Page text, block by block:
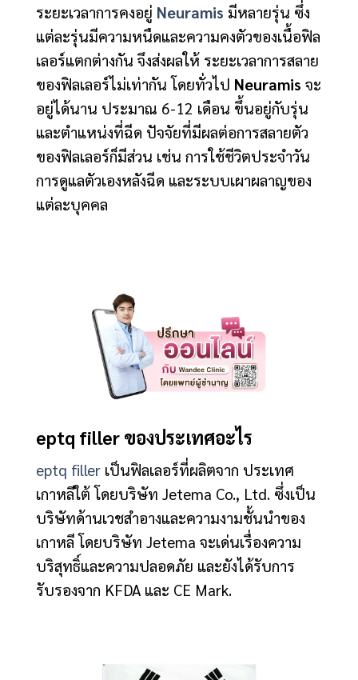
ระยะเวลาการคงอยู่ Neuramis มีหลายรุ่น ซึ่ง
แต่ละรุ่นมีความหนืดและความคงตัวของเนื้อฟิล
เลอร์แตกต่างกัน จึงส่งผลให้ ระยะเวลาการสลาย
ของฟิลเลอร์ไม่เท่ากัน โดยทั่วไป Neuramis จะ
อยู่ได้นาน ประมาณ 6-12 เดือน ขึ้นอยู่กับรุ่น
และตำแหน่งที่ฉีด ปัจจัยที่มีผลต่อการสลายตัว
ของฟิลเลอร์ก็มีส่วน เช่น การใช้ชีวิตประจำวัน
การดูแลตัวเองหลังฉีด และระบบเผาผลาญของ
แต่ละบุคคล
eptq filler ของประเทศอะไร
eptq filler เป็นฟิลเลอร์ที่ผลิตจาก ประเทศ
เกาหลีใต้ โดยบริษัท Jetema Co., Ltd. ซึ่งเป็น
บริษัทด้านเวชสำอางและความงามชั้นนำของ
เกาหลี โดยบริษัท Jetema จะเด่นเรื่องความ
บริสุทธิ์และความปลอดภัย และยังได้รับการ
รับรองจาก KFDA และ CE Mark.